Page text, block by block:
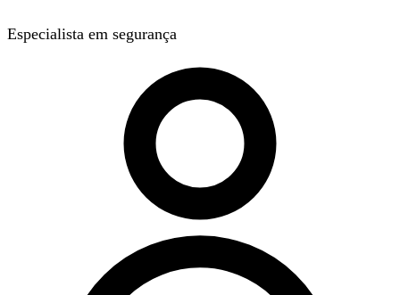
Especialista em segurança